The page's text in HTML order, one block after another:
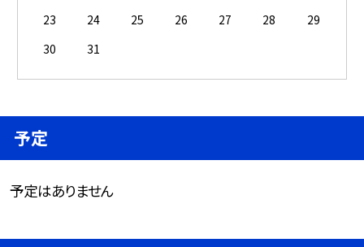
23
24 25 26 27 28
29
30
31
予定
予定はありません